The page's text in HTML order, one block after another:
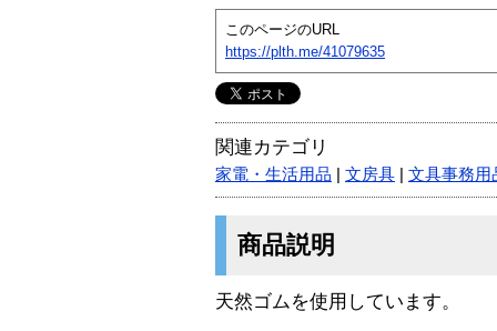
このページのURL
https://plth.me/41079635
関連カテゴリ
家電・生活用品 文房具 文具事務用
商品説明
天然ゴムを使用しています。